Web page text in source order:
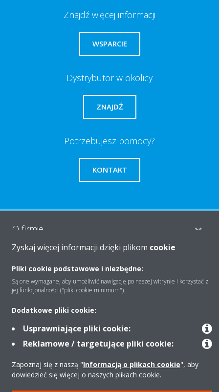
Znajdź więcej informacji
WSPARCIE
Dystrybutor w okolicy
ZNAJDŹ
Potrzebujesz pomocy?
KONTAKT
O firmie
Rozwiązania
Produkty
Copyright © Daikin
Zyskaj więcej informacji dzięki plikom cookie
Pliki cookie podstawowe i niezbędne:
Są one wymagane, aby umożliwić nawigację po naszej witrynie i korzystać z
jej funkcjonalności ("pliki cookie minimum").
Dodatkowe pliki cookie:
Usprawniające pliki cookie:
Reklamowe / targetujące pliki cookie:
Zapoznaj się z naszą "Informacją o plikach cookie", aby
dowiedzieć się więcej o naszych plikach cookie.